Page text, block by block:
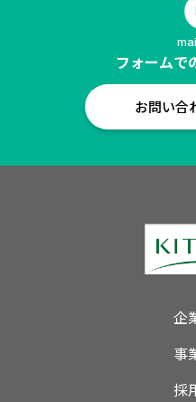
フォームで
お問い合
企
事
採